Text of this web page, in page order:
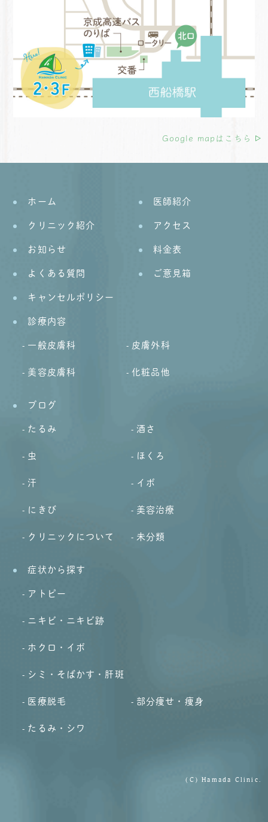
Google mapはこちら
ホーム 医師紹介
クリニック紹介 アクセス
お知らせ 料金表
よくある質問 ご意見箱
キャンセルポリシー
診療内容
一般皮膚科 皮膚外科
美容皮膚科 化粧品他
ブログ
たるみ 酒さ
虫 ほくろ
汗 イボ
にきび 美容治療
クリニックについて 未分類
症状から探す
アトピー
ニキビ・ニキビ跡
ホクロ・イボ
シミ・そばかす・肝斑
医療脱毛 部分痩せ・痩身
たるみ・シワ
(C) Hamada Clinic.